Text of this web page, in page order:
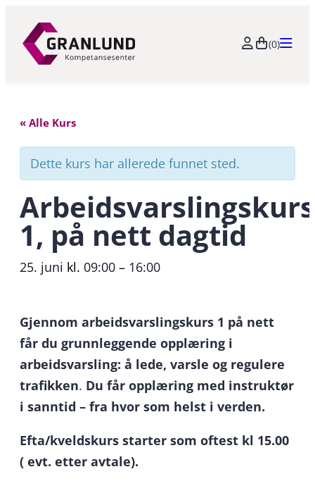
(0)
« Alle Kurs
Dette kurs har allerede funnet sted.
Arbeidsvarslingskurs
1, på nett dagtid
25. juni kl. 09:00 – 16:00
Gjennom arbeidsvarslingskurs 1 på nett
får du grunnleggende opplæring i
arbeidsvarsling: å lede, varsle og regulere
trafikken. Du får opplæring med instruktør
i sanntid – fra hvor som helst i verden.
Efta/kveldskurs starter som oftest kl 15.00
( evt. etter avtale).